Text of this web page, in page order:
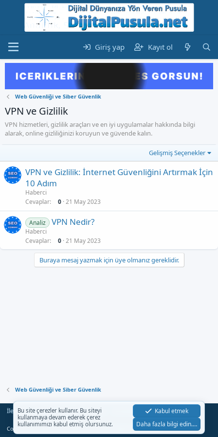
Giriş yap Kayıt ol
Web Güvenliği ve Siber Güvenlik
VPN ve Gizlilik
VPN hizmetleri, gizlilik araçları ve en iyi uygulamalar hakkında bilgi
alarak, online gizliliğinizi koruyun ve güvende kalın.
Gelişmiş Seçenekler
VPN ve Gizlilik: İnternet Güvenliğini Artırmak İçin
10 Adım
Haberci
Cevaplar
0 21 May 2023
Analiz VPN Nedir?
Haberci
Cevaplar
0 21 May 2023
Buraya mesaj yazmak için üye olmanız gereklidir.
Web Güvenliği ve Siber Güvenlik
İletişim Şartlar Gizlilik Yardım
R
S
S
Community platform by XenForo® © 2010-2023 XenForo Ltd.
Bu site çerezler kullanır. Bu siteyi
kullanmaya devam ederek çerez
kullanımımızı kabul etmiş olursunuz.
Kabul etmek
Daha fazla bilgi edin.…